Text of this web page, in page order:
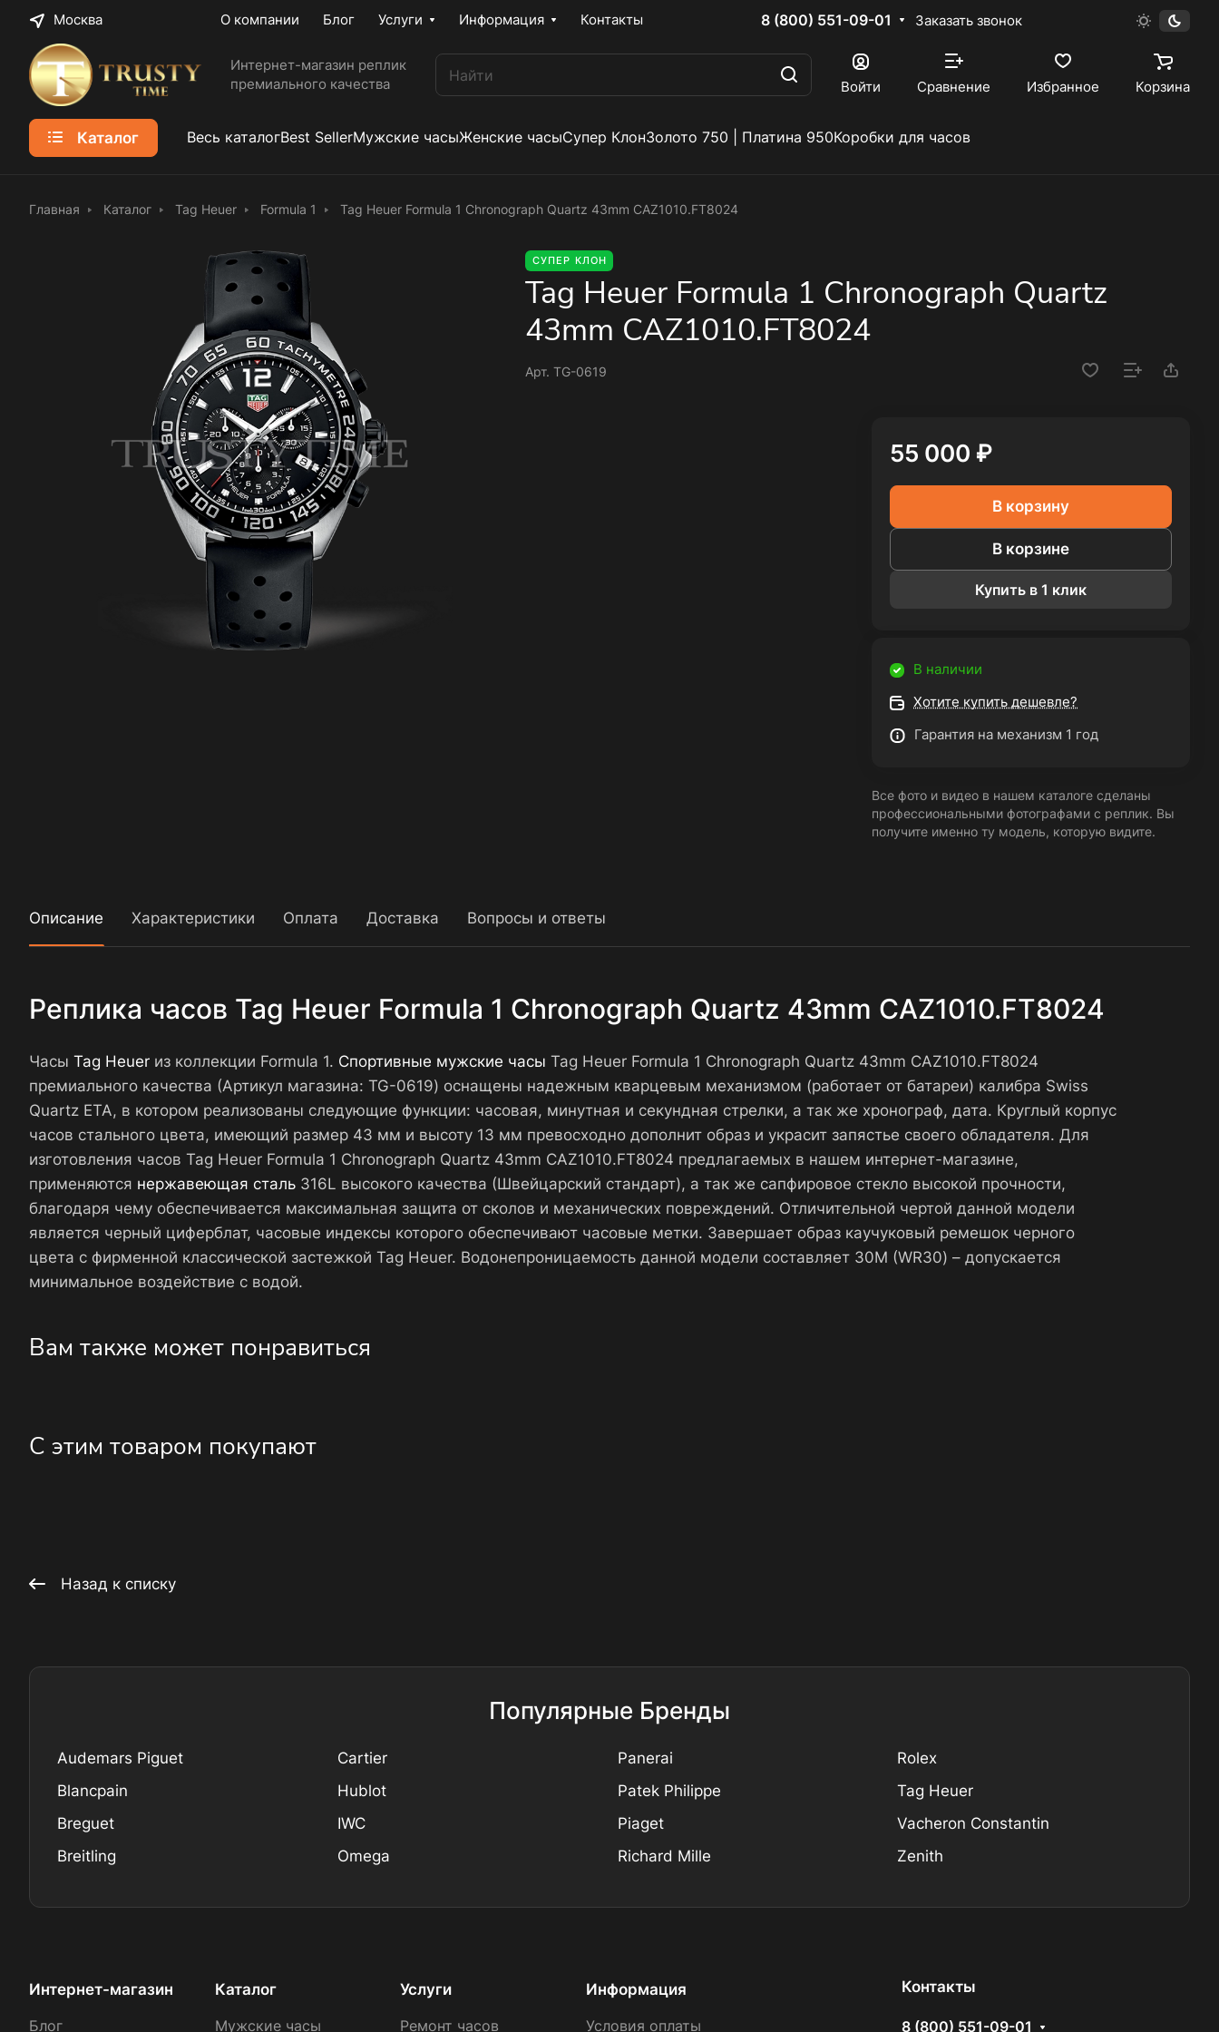
Москва О компании Блог Услуги Информация Контакты 8 (800) 551-09-01 Заказать звонок
Интернет-магазин реплик
премиального качества
Войти Сравнение Избранное Корзина
Каталог Весь каталогBest SellerМужские часыЖенские часыСупер КлонЗолото 750 | Платина 950Коробки для часов
Главная Каталог Tag Heuer Formula 1 Tag Heuer Formula 1 Chronograph Quartz 43mm CAZ1010.FT8024
СУПЕР КЛОН
Tag Heuer Formula 1 Chronograph Quartz
43mm CAZ1010.FT8024
Арт. TG-0619
55 000 ₽
В корзину
В корзине
Купить в 1 клик
В наличии
Хотите купить дешевле?
Гарантия на механизм 1 год
Все фото и видео в нашем каталоге сделаны
профессиональными фотографами с реплик. Вы
получите именно ту модель, которую видите.
Описание Характеристики Оплата Доставка Вопросы и ответы
Реплика часов Tag Heuer Formula 1 Chronograph Quartz 43mm CAZ1010.FT8024
Часы Tag Heuer из коллекции Formula 1. Спортивные мужские часы Tag Heuer Formula 1 Chronograph Quartz 43mm CAZ1010.FT8024
премиального качества (Артикул магазина: TG-0619) оснащены надежным кварцевым механизмом (работает от батареи) калибра Swiss
Quartz ETA, в котором реализованы следующие функции: часовая, минутная и секундная стрелки, а так же хронограф, дата. Круглый корпус
часов стального цвета, имеющий размер 43 мм и высоту 13 мм превосходно дополнит образ и украсит запястье своего обладателя. Для
изготовления часов Tag Heuer Formula 1 Chronograph Quartz 43mm CAZ1010.FT8024 предлагаемых в нашем интернет-магазине,
применяются нержавеющая сталь 316L высокого качества (Швейцарский стандарт), а так же сапфировое стекло высокой прочности,
благодаря чему обеспечивается максимальная защита от сколов и механических повреждений. Отличительной чертой данной модели
является черный циферблат, часовые индексы которого обеспечивают часовые метки. Завершает образ каучуковый ремешок черного
цвета с фирменной классической застежкой Tag Heuer. Водонепроницаемость данной модели составляет 30М (WR30) – допускается
минимальное воздействие с водой.
Вам также может понравиться
С этим товаром покупают
Назад к списку
Популярные Бренды
Audemars Piguet
Blancpain
Breguet
Breitling
Cartier
Hublot
IWC
Omega
Panerai
Patek Philippe
Piaget
Richard Mille
Rolex
Tag Heuer
Vacheron Constantin
Zenith
Интернет-магазин
Блог
Каталог
Мужские часы
Услуги
Ремонт часов
Информация
Условия оплаты
Контакты
8 (800) 551-09-01